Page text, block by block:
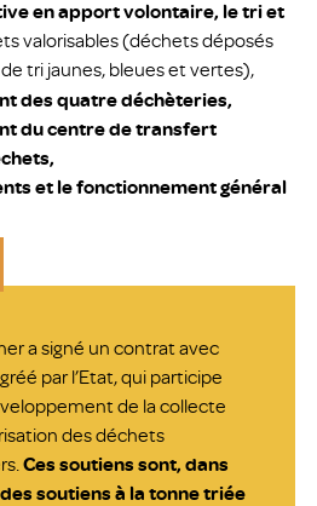
en apport volontaire, le tri et
valorisables (déchets déposés
tri jaunes, bleues et vertes),
des quatre déchèteries,
du centre de transfert
et le fonctionnement général
a signé un contrat avec
par l’Etat, qui participe
de la collecte
des déchets
Ces soutiens sont, dans
soutiens à la tonne triée